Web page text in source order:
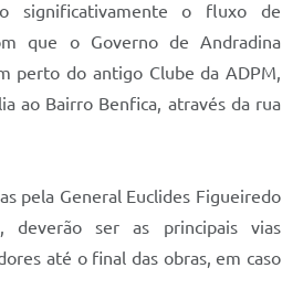
significativamente o fluxo de
que o Governo de Andradina
perto do antigo Clube da ADPM,
ao Bairro Benfica, através da rua
pela General Euclides Figueiredo
deverão ser as principais vias
até o final das obras, em caso